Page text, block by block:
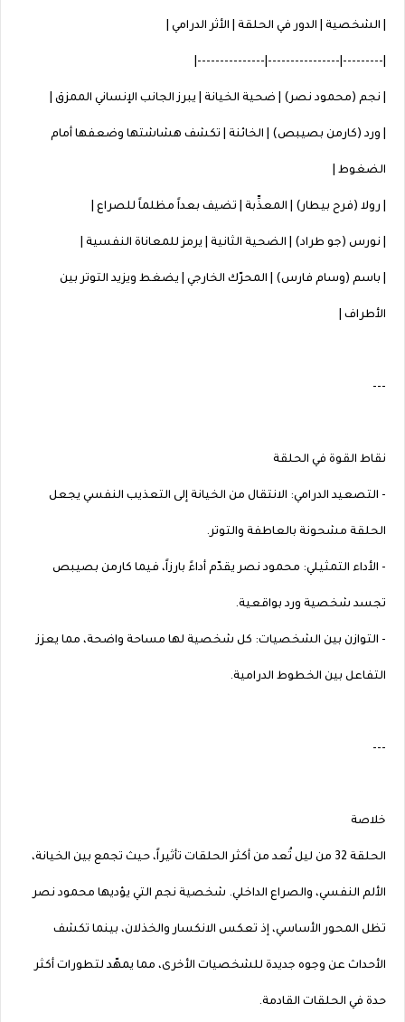
| الشخصية | الدور في الحلقة | الأثر الدرامي |
|---------|----------------|---------------|
| نجم (محمود نصر) | ضحية الخيانة | يبرز الجانب الإنساني الممزق |
| ورد (كارمن بصيبص) | الخائنة | تكشف هشاشتها وضعفها أمام
الضغوط |
| رولا (فرح بيطار) | المعذِّبة | تضيف بعداً مظلماً للصراع |
| نورس (جو طراد) | الضحية الثانية | يرمز للمعاناة النفسية |
| باسم (وسام فارس) | المحرّك الخارجي | يضغط ويزيد التوتر بين
الأطراف |
---
نقاط القوة في الحلقة
- التصعيد الدرامي: الانتقال من الخيانة إلى التعذيب النفسي يجعل
الحلقة مشحونة بالعاطفة والتوتر.
- الأداء التمثيلي: محمود نصر يقدّم أداءً بارزاً، فيما كارمن بصيبص
تجسد شخصية ورد بواقعية.
- التوازن بين الشخصيات: كل شخصية لها مساحة واضحة، مما يعزز
التفاعل بين الخطوط الدرامية.
---
خلاصة
الحلقة 32 من ليل تُعد من أكثر الحلقات تأثيراً، حيث تجمع بين الخيانة،
الألم النفسي، والصراع الداخلي. شخصية نجم التي يؤديها محمود نصر
تظل المحور الأساسي، إذ تعكس الانكسار والخذلان، بينما تكشف
الأحداث عن وجوه جديدة للشخصيات الأخرى، مما يمهّد لتطورات أكثر
حدة في الحلقات القادمة.